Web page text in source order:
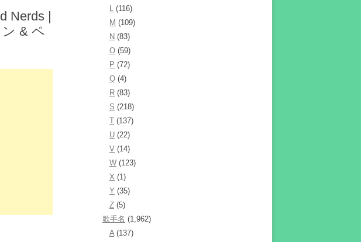
Nerds |
& ペ
L (116)
M (109)
N (83)
O (59)
P (72)
Q (4)
R (83)
S (218)
T (137)
U (22)
V (14)
W (123)
X (1)
Y (35)
Z (5)
歌手名 (1,962)
A(137)